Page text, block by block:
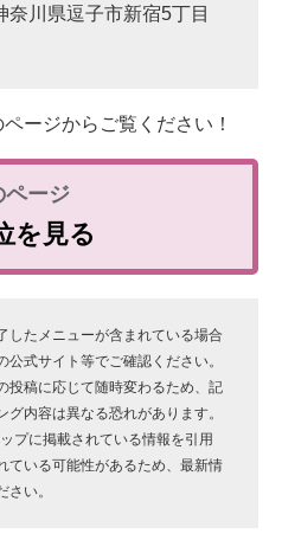
奈川県逗子市新宿5丁目
ージからご覧ください！
を見る
したメニューが含まれている場合
式サイト等でご確認ください。
投稿に応じて随時変わるため、記
内容は異なる恐れがあります。
プに掲載されている情報を引用
ている可能性があるため、最新情
い。